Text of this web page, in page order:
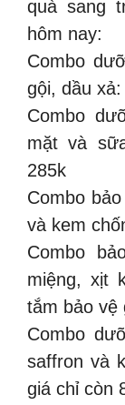
quà sang
hôm nay:
Combo
gội, dầu
Combo
mặt và
285k
Combo
và kem
Combo
miệng, xịt
tắm bảo vệ
Combo
saffron và
giá chỉ còn